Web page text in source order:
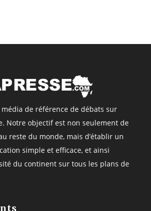
de référence de débats sur
Notre objectif est non seulement de
reste du monde, mais d’établir un
simple et efficace, et ainsi
du continent sur tous les plans de